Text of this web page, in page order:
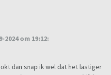
2024 om 19:12:
dan snap ik wel dat het lastiger